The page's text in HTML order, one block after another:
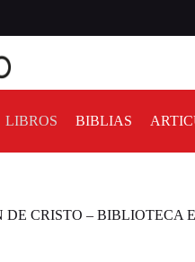
LIBROS BIBLIAS
CRISTO – BIBLIOTECA